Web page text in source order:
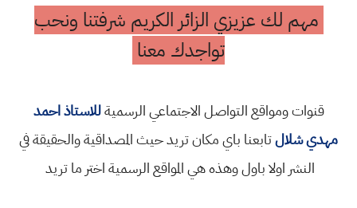
مهم لك عزيزي الزائر الكريم شرفتنا ونحب
تواجدك معنا
قنوات ومواقع التواصل الاجتماعي الرسميةللاستاذ احمد
مهدي شلالتابعنا باي مكان تريد حيث المصداقية والحقيقة في
النشر اولا باول وهذه هي المواقع الرسمية اختر ما تريد